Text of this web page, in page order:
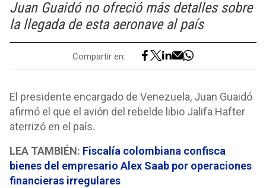
Juan Guaidó no ofreció más detalles sobre
la llegada de esta aeronave al país
Compartir en:
El presidente encargado de Venezuela, Juan Guaidó
afirmó el que el avión del rebelde libio Jalifa Hafter
aterrizó en el país.
LEA TAMBIÉN: Fiscalía colombiana confisca
bienes del empresario Alex Saab por operaciones
financieras irregulares